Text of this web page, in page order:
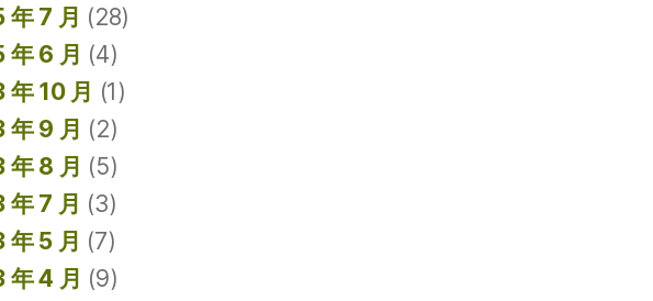
7 月 (28)
6 月 (4)
10 月 (1)
9 月 (2)
8 月 (5)
7 月 (3)
5 月 (7)
4 月 (9)